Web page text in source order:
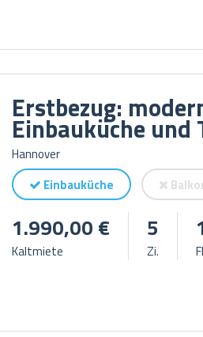
Erstbezug:
Einbauküche und
Hannover
Einbauküche
1.990,00 €
Kaltmiete
5
Zi.